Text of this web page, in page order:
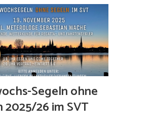
Segeln ohne
2025/26 im SVT